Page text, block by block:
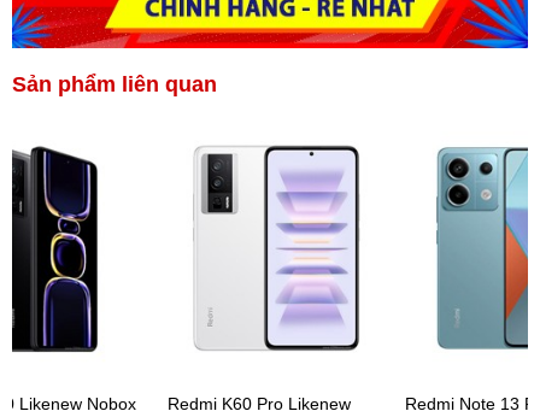
Sản phẩm liên quan
Likenew Nobox
Redmi K60 Pro Likenew
Redmi Note 13